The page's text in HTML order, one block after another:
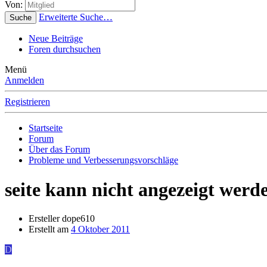
Von:
Suche Erweiterte Suche…
Neue Beiträge
Foren durchsuchen
Menü
Anmelden
Registrieren
Startseite
Forum
Über das Forum
Probleme und Verbesserungsvorschläge
seite kann nicht angezeigt
Erstellerdope610
Erstellt am 4 Oktober 2011
D